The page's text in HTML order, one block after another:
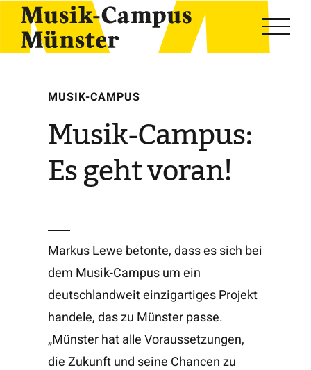
Skip
content
MUSIK-CAMPUS
Musik-Campus:
Es geht voran!
Markus Lewe betonte, dass es sich bei
dem Musik-Campus um ein
deutschlandweit einzigartiges Projekt
handele, das zu Münster passe.
„Münster hat alle Voraussetzungen,
die Zukunft und seine Chancen zu